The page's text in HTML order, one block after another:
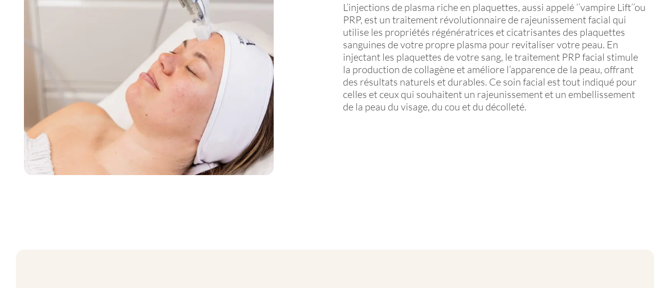
L’injections de plasma riche en plaquettes, aussi appelé ‘’vampire Lift’’ou
PRP, est un traitement révolutionnaire de rajeunissement facial qui
utilise les propriétés régénératrices et cicatrisantes des plaquettes
sanguines de votre propre plasma pour revitaliser votre peau. En
injectant les plaquettes de votre sang, le traitement PRP facial stimule
la production de collagène et améliore l’apparence de la peau, offrant
des résultats naturels et durables. Ce soin facial est tout indiqué pour
celles et ceux qui souhaitent un rajeunissement et un embellissement
de la peau du visage, du cou et du décolleté.